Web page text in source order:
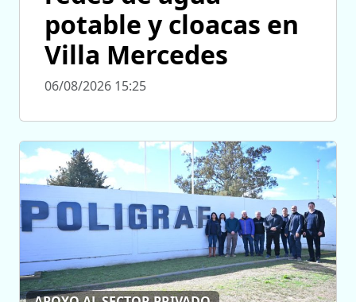
potable y cloacas en
Villa Mercedes
06/08/2026 15:25